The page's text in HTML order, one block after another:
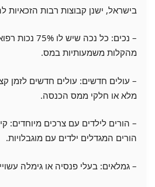
בישראל, ישנן קבוצות רבות
– נכים: כל נכה
מהקלות משמעותיות במס.
– עולים חדשים: עולים חדשים לזמן
מלא או חלקי ממס הכנסה.
– הורים לילדים עם צרכים מיוחדים:
הורים המגדלים ילדים עם מוגבלויות.
– גמלאים: בעלי פנסיה או גימלה